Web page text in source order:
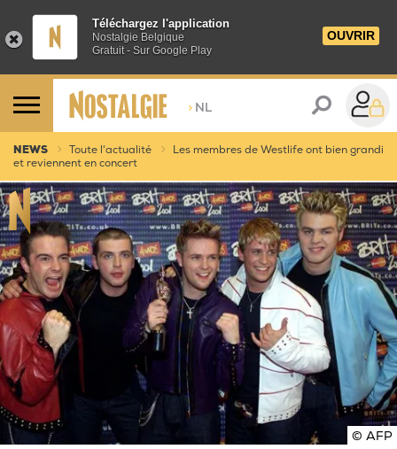
Téléchargez l'application
Nostalgie Belgique
Gratuit - Sur Google Play
OUVRIR
> NL
NEWS Toute l'actualité
Les membres de Westlife ont bien grandi
et reviennent en concert
© AFP